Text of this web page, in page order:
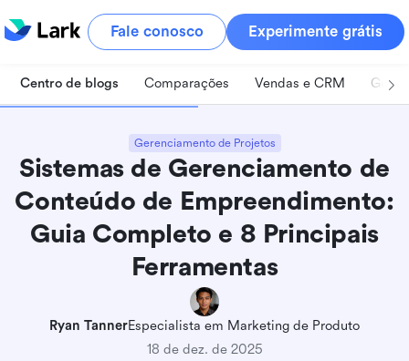
Fale conosco Experimente grátis
Centro de blogs Comparações Vendas e CRM
Gerenciamento de Projetos
Sistemas de Gerenciamento de
Conteúdo de Empreendimento:
Guia Completo e 8 Principais
Ferramentas
Ryan TannerEspecialista em Marketing de Produto
18 de dez. de 2025